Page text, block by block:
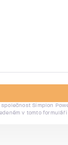
Simplon
v tomto formuláři